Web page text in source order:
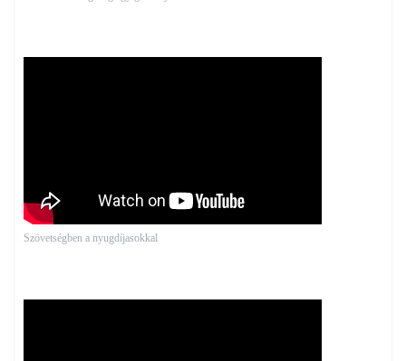
Szövetségben a nyugdíjasokkal